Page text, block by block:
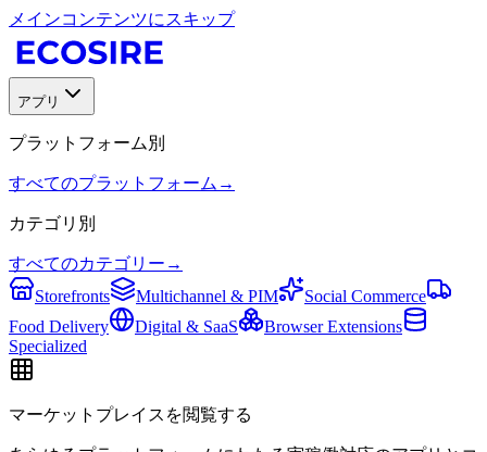
メインコンテンツにスキップ
アプリ
プラットフォーム別
すべてのプラットフォーム →
カテゴリ別
すべてのカテゴリー →
Storefronts
Multichannel & PIM
Social Commerce
Food Delivery
Digital & SaaS
Browser Extensions
Specialized
マーケットプレイスを閲覧する